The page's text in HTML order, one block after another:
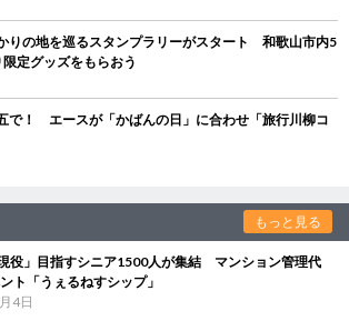
りの地を巡るスタンプラリーがスタート 和歌山市内5
定グッズをもらおう
で！ エースが「かばんの日」に合わせ「旅行川柳コ
もっと見る
現役」目指すシニア1500人が集結 マンション管理代
ト「うぇるねすシップ」
4日